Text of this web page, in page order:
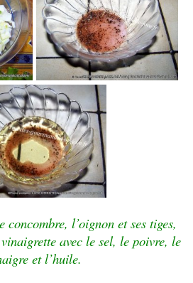
concombre, l’oignon et ses tiges,
avec le sel, le poivre, le
et l’huile.